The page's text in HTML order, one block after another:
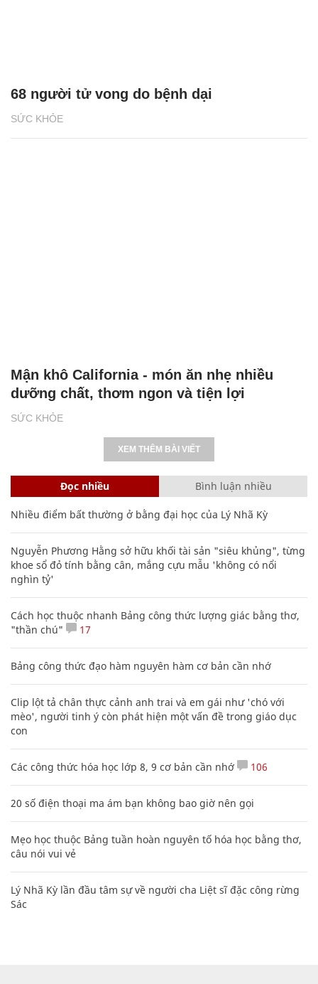
SỨC KHỎE
68 người tử vong do bệnh dại
SỨC KHỎE
Mận khô California - món ăn nhẹ nhiều
dưỡng chất, thơm ngon và tiện lợi
XEM THÊM BÀI VIẾT
Đọc nhiều Bình luận nhiều
Nhiều điểm bất thường ở bằng đại học của Lý Nhã Kỳ
Nguyễn Phương Hằng sở hữu khối tài sản "siêu khủng", từng
khoe sổ đỏ tính bằng cân, mắng cựu mẫu 'không có nổi
nghìn tỷ'
Cách học thuộc nhanh Bảng công thức lượng giác bằng thơ,
"thần chú"
17
Bảng công thức đạo hàm nguyên hàm cơ bản cần nhớ
Clip lột tả chân thực cảnh anh trai và em gái như 'chó với
mèo', người tinh ý còn phát hiện một vấn đề trong giáo dục
con
Các công thức hóa học lớp 8, 9 cơ bản cần nhớ 106
20 số điện thoại ma ám bạn không bao giờ nên gọi
Mẹo học thuộc Bảng tuần hoàn nguyên tố hóa học bằng thơ,
câu nói vui vẻ
Lý Nhã Kỳ lần đầu tâm sự về người cha Liệt sĩ đặc công rừng
Sác